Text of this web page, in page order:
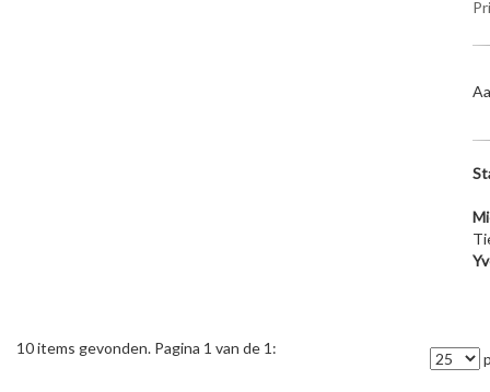
10 items gevonden. Pagina 1 van de 1: